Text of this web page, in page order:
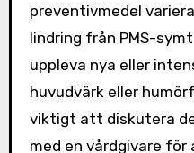
preventivmedel
lindring från PMS-
uppleva nya eller
huvudvärk eller
viktigt att diskutera
med en vårdgivare